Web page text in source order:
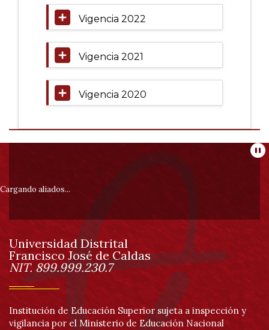
Vigencia 2022
Vigencia 2021
Vigencia 2020
Información
pie
de
página
Cargando aliados...
Información
Universidad Distrital
Francisco José de Caldas
NIT. 899.999.230.7
Institución de Educación Superior sujeta a inspección y
vigilancia por el Ministerio de Educación Nacional